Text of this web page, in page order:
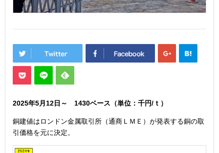
2025年5月12日 ～ 1430ベース（単位：千円/ｔ）
銅建値はロンドン金属取引所（通商ＬＭＥ）が発表する銅の取
引価格を元に決定。